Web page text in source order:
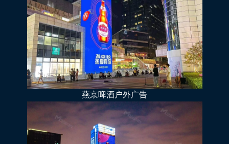
燕京啤酒户外广告